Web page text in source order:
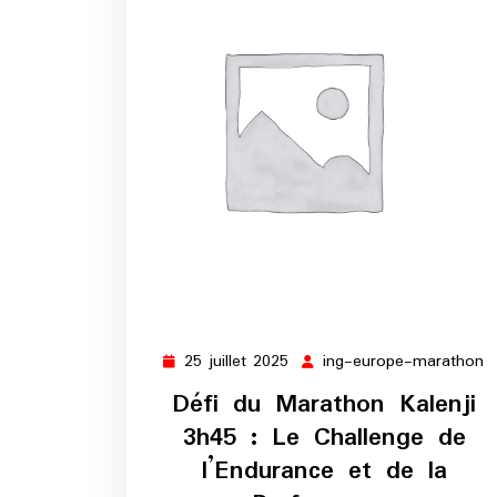
25 juillet 2025 25
juillet
2025
ing-europe-marathon
Défi du Marathon Kalenji
3h45 : Le Challenge de
l’Endurance et de la